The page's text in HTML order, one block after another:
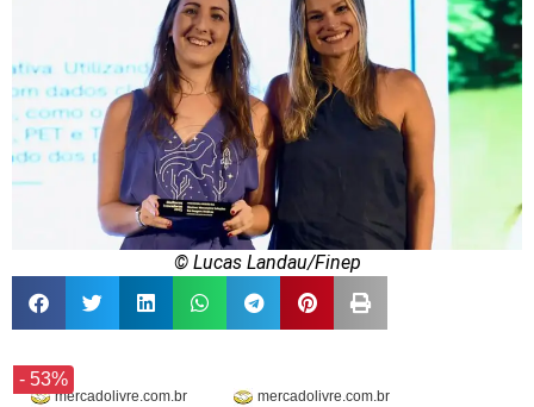
© Lucas Landau/Finep
- 53%
mercadolivre.com.br mercadolivre.com.br